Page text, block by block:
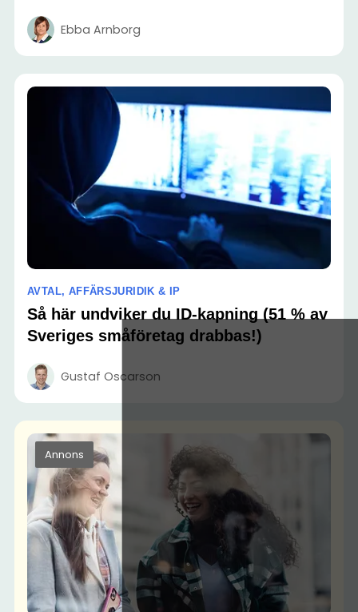
Ebba Arnborg
AVTAL, AFFÄRSJURIDIK & IP
Så här undviker du ID-kapning (51 % av
Sveriges småföretag drabbas!)
Gustaf Oscarson
Annons